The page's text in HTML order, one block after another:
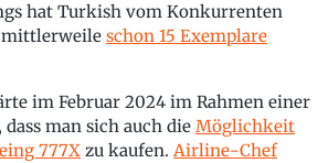
hat Turkish vom Konkurrenten
mittlerweile schon 15 Exemplare
im Februar 2024 im Rahmen einer
man sich auch die Möglichkeit
777X zu kaufen. Airline-Chef